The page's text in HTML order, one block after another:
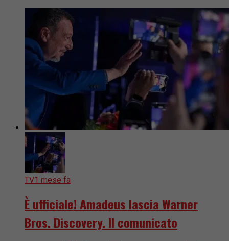
TV1 mese fa
È ufficiale! Amadeus lascia Warner
Bros. Discovery. Il comunicato